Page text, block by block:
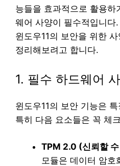
능들을 효과적으로 활용하
웨어 사양이 필수적입니다
윈도우11의 보안을 위한
정리해보려고 합니다.
1. 필수 하드웨어
윈도우11의 보안 기능은
특히 다음 요소들은 꼭 체
TPM 2.0 (신뢰할
모듈은 데이터 암